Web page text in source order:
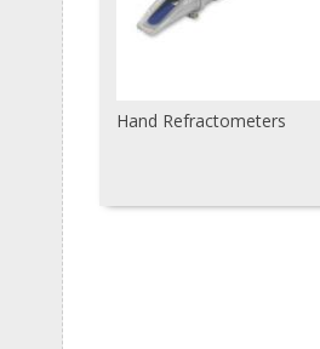
Hand Refractometers